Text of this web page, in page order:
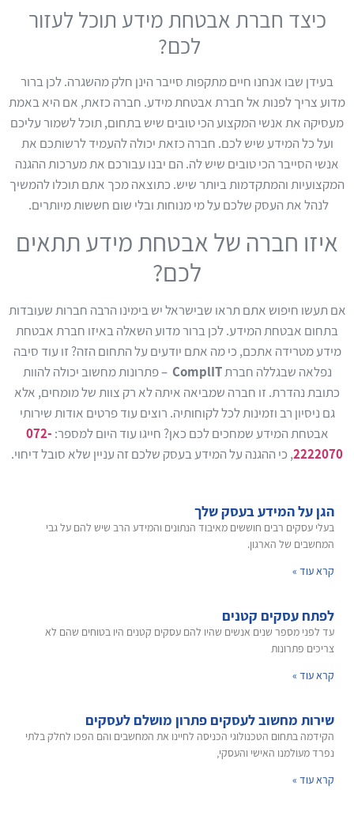
כיצד חברת אבטחת מידע תוכל לעזור
לכם?
בעידן שבו אנחנו חיים מתקפות סייבר הינן חלק מהשגרה. לכן ברור
מדוע צריך לפנות אל חברת אבטחת מידע. חברה כזאת, אם היא באמת
מעסיקה את אנשי המקצוע הכי טובים שיש בתחום, תוכל לשמור עליכם
ועל כל המידע שיש לכם. חברה כזאת יכולה להעמיד לרשותכם את
אנשי הסייבר הכי טובים שיש לה. הם יבנו עבורכם את מערכות ההגנה
המקצועיות והמתקדמות ביותר שיש. כתוצאה מכך אתם תוכלו להמשיך
לנהל את העסק שלכם על מי מנוחות ובלי שום חששות מיותרים.
איזו חברה של אבטחת מידע תתאים
לכם?
אם תעשו חיפוש אתם תראו שבישראל יש בימינו הרבה חברות שעובדות
בתחום אבטחת המידע. לכן ברור מדוע השאלה באיזו חברת אבטחת
מידע מטרידה אתכם, כי מה אתם יודעים על התחום הזה? זו עוד סיבה
נפלאה שבגללה חברתComplIT – פתרונות מחשוב יכולה להוות
כתובת נהדרת. זו חברה שמביאה איתה לא רק צוות של מומחים, אלא
גם ניסיון רב וזמינות לכל לקוחותיה. רוצים עוד פרטים אודות שירותי
אבטחת המידע שמחכים לכם כאן? חייגו עוד היום למספר: 072-
2222070, כי ההגנה על המידע בעסק שלכם זה עניין שלא סובל דיחוי.
הגן על המידע בעסק שלך
בעלי עסקים רבים חוששים מאיבוד הנתונים והמידע הרב שיש להם על גבי
המחשבים של הארגון.
קרא עוד »
לפתח עסקים קטנים
עד לפני מספר שנים אנשים שהיו להם עסקים קטנים היו בטוחים שהם לא
צריכים פתרונות
קרא עוד »
שירות מחשוב לעסקים פתרון מושלם לעסקים
הקידמה בתחום הטכנולוגי הכניסה לחיינו את המחשבים והם הפכו לחלק בלתי
נפרד מעולמנו האישי והעסקי,
קרא עוד »